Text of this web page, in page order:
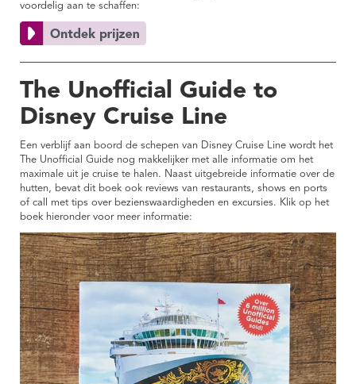
voordelig aan te schaffen:
The Unofficial Guide to
Disney Cruise Line
Een verblijf aan boord de schepen van Disney Cruise Line wordt het
The Unofficial Guide nog makkelijker met alle informatie om het
maximale uit je cruise te halen. Naast uitgebreide informatie over de
hutten, bevat dit boek ook reviews van restaurants, shows en ports
of call met tips over bezienswaardigheden en excursies. Klik op het
boek hieronder voor meer informatie: